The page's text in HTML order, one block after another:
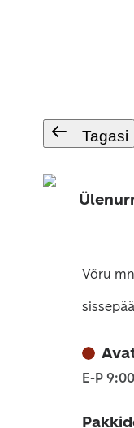
Tagasi
Võru
E-P